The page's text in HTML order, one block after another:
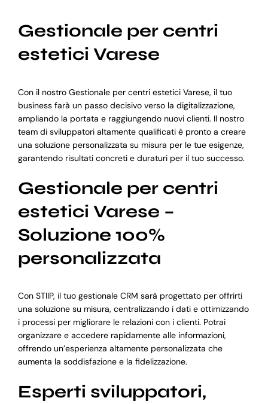
Gestionale per centri
estetici Varese
Con il nostro Gestionale per centri estetici Varese, il tuo
business farà un passo decisivo verso la digitalizzazione,
ampliando la portata e raggiungendo nuovi clienti. Il nostro
team di sviluppatori altamente qualificati è pronto a creare
una soluzione personalizzata su misura per le tue esigenze,
garantendo risultati concreti e duraturi per il tuo successo.
Gestionale per centri
estetici Varese –
Soluzione 100%
personalizzata
Con STIIP, il tuo gestionale CRM sarà progettato per offrirti
una soluzione su misura, centralizzando i dati e ottimizzando
i processi per migliorare le relazioni con i clienti. Potrai
organizzare e accedere rapidamente alle informazioni,
offrendo un’esperienza altamente personalizzata che
aumenta la soddisfazione e la fidelizzazione.
Esperti sviluppatori,